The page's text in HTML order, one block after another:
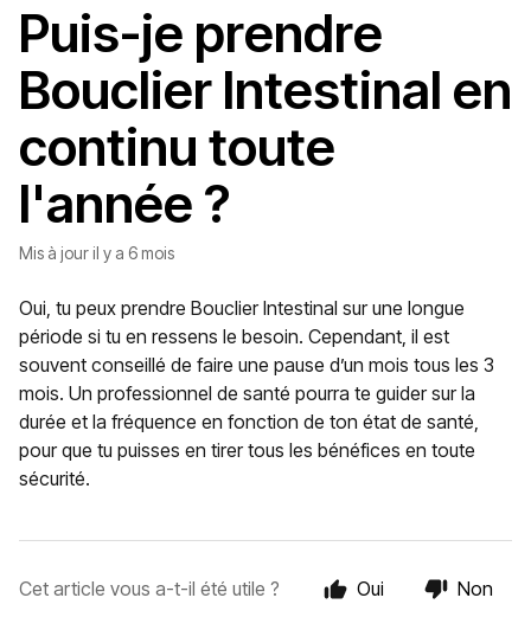
Puis-je prendre
Bouclier Intestinal en
continu toute
l'année ?
Mis à jouril y a 6 mois
Oui, tu peux prendre Bouclier Intestinal sur une longue
période si tu en ressens le besoin. Cependant, il est
souvent conseillé de faire une pause d’un mois tous les 3
mois. Un professionnel de santé pourra te guider sur la
durée et la fréquence en fonction de ton état de santé,
pour que tu puisses en tirer tous les bénéfices en toute
sécurité.
Cet article vous a-t-il été utile ? Oui Non